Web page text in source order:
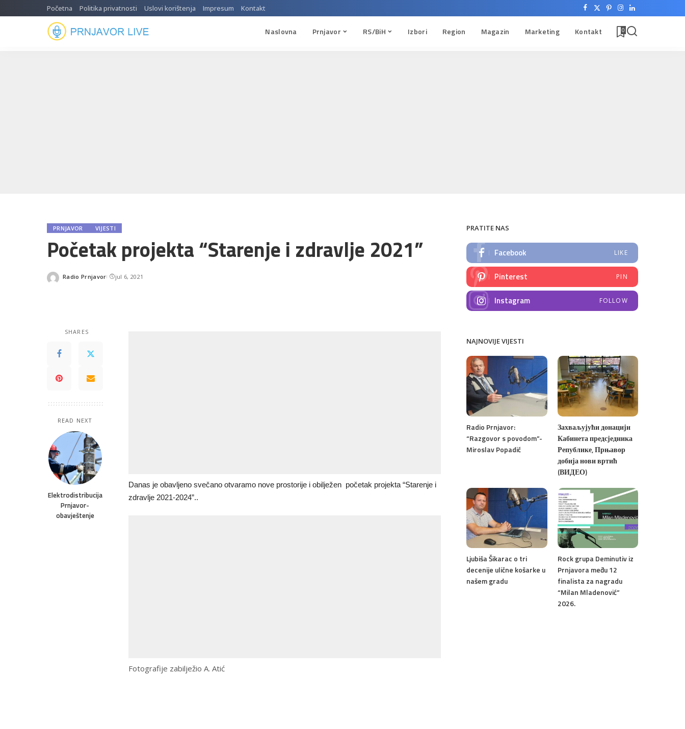
Početna Politika privatnosti Uslovi korištenja Impresum Kontakt
Naslovna Prnjavor RS/BiH Izbori Region Magazin Marketing Kontakt 0
PRNJAVOR VIJESTI
Početak projekta “Starenje i zdravlje 2021”
Posted
Radio Prnjavor jul 6, 2021
SHARES
READ NEXT
Elektrodistribucija
Prnjavor-
obavještenje
Danas je obavljeno svečano otvaramo nove prostorije i obilježen početak projekta “Starenje i
zdravlje 2021-2024”..
Fotografije zabilježio A. Atić
PRATITE NAS
Facebook LIKE
Pinterest PIN
Instagram FOLLOW
NAJNOVIJE VIJESTI
Radio Prnjavor:
“Razgovor s povodom”-
Miroslav Popadić
Захваљујући донацији
Кабинета предсједника
Републике, Прњавор
добија нови вртић
(ВИДЕО)
Ljubiša Šikarac o tri
decenije ulične košarke u
našem gradu
Rock grupa Deminutiv iz
Prnjavora među 12
finalista za nagradu
“Milan Mladenović”
2026.